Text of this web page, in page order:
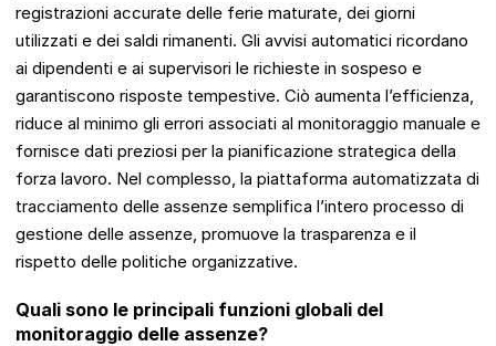
registrazioni accurate delle ferie maturate, dei giorni
utilizzati e dei saldi rimanenti. Gli avvisi automatici ricordano
ai dipendenti e ai supervisori le richieste in sospeso e
garantiscono risposte tempestive. Ciò aumenta l’efficienza,
riduce al minimo gli errori associati al monitoraggio manuale e
fornisce dati preziosi per la pianificazione strategica della
forza lavoro. Nel complesso, la piattaforma automatizzata di
tracciamento delle assenze semplifica l’intero processo di
gestione delle assenze, promuove la trasparenza e il
rispetto delle politiche organizzative.
Quali sono le principali funzioni globali del
monitoraggio delle assenze?